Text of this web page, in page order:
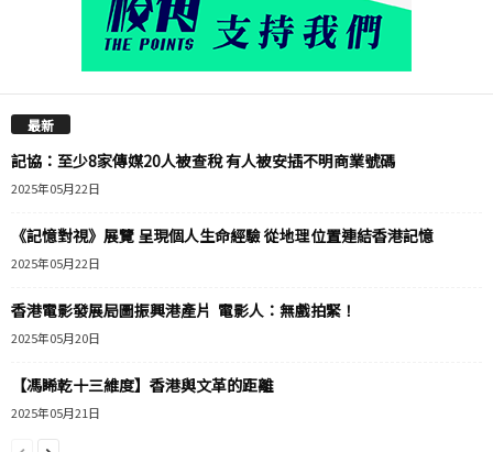
最新
記協：至少8家傳媒20人被查稅 有人被安插不明商業號碼
2025年05月22日
《記憶對視》展覽 呈現個人生命經驗 從地理位置連結香港記憶
2025年05月22日
香港電影發展局圖振興港產片 電影人：無戲拍緊！
2025年05月20日
【馮睎乾十三維度】香港與文革的距離
2025年05月21日